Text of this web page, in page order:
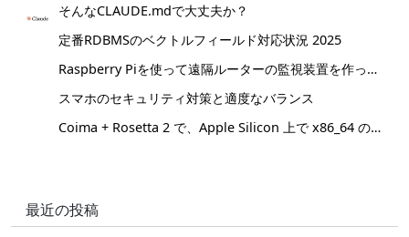
そんなCLAUDE.mdで大丈夫か？
定番RDBMSのベクトルフィールド対応状況 2025
Raspberry Piを使って遠隔ルーターの監視装置を作ってみた。
スマホのセキュリティ対策と適度なバランス
Coima + Rosetta 2 で、Apple Silicon 上で x86_64 の Docker イメージをビルドする (Docker desktop やめる)
最近の投稿